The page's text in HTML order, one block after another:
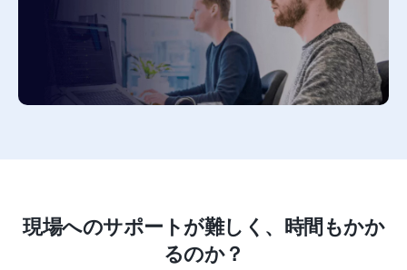
現場へのサポートが難しく、時間もかか
るのか？